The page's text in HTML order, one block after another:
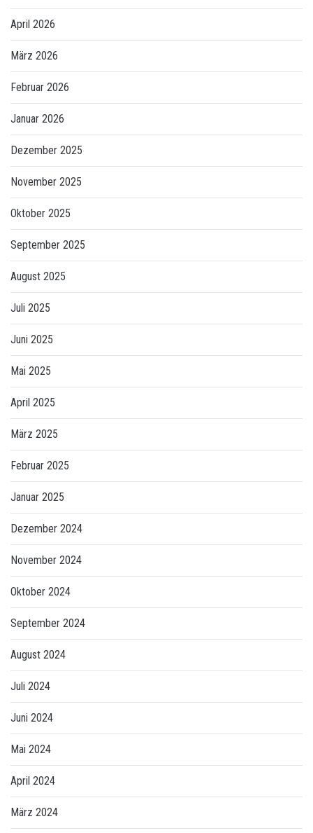
April 2026
März 2026
Februar 2026
Januar 2026
Dezember 2025
November 2025
Oktober 2025
September 2025
August 2025
Juli 2025
Juni 2025
Mai 2025
April 2025
März 2025
Februar 2025
Januar 2025
Dezember 2024
November 2024
Oktober 2024
September 2024
August 2024
Juli 2024
Juni 2024
Mai 2024
April 2024
März 2024